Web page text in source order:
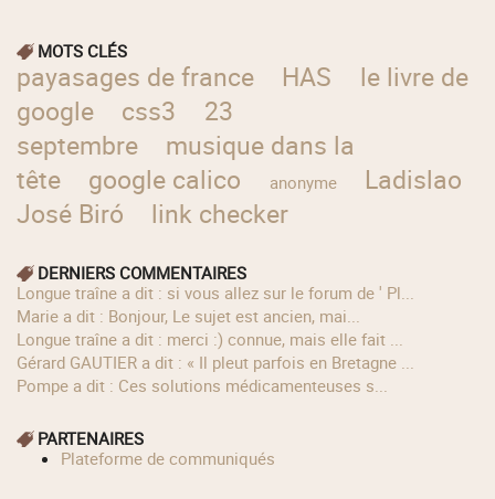
MOTS CLÉS
payasages de france HAS
le livre de
google
css3
23
septembre
musique dans la
tête
google calico anonyme
Ladislao
José Biró
link checker
DERNIERS COMMENTAIRES
longue traîne a dit : si vous allez sur le forum de ' Pl...
Marie a dit : Bonjour, Le sujet est ancien, mai...
longue traîne a dit : merci :) connue, mais elle fait ...
Gérard GAUTIER a dit : « Il pleut parfois en Bretagne ...
Pompe a dit : Ces solutions médicamenteuses s...
PARTENAIRES
Plateforme de communiqués